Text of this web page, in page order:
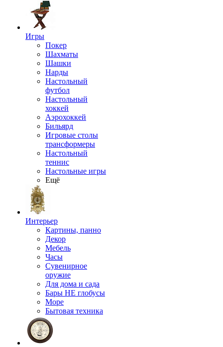
Игры
Покер
Шахматы
Шашки
Нарды
Настольный
футбол
Настольный
хоккей
Аэрохоккей
Бильярд
Игровые столы
трансформеры
Настольный
теннис
Настольные игры
Ещё
Интерьер
Картины, панно
Декор
Мебель
Часы
Сувенирное
оружие
Для дома и сада
Бары НЕ глобусы
Море
Бытовая техника